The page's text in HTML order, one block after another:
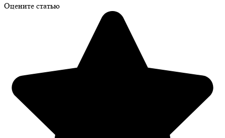
Оцените статью